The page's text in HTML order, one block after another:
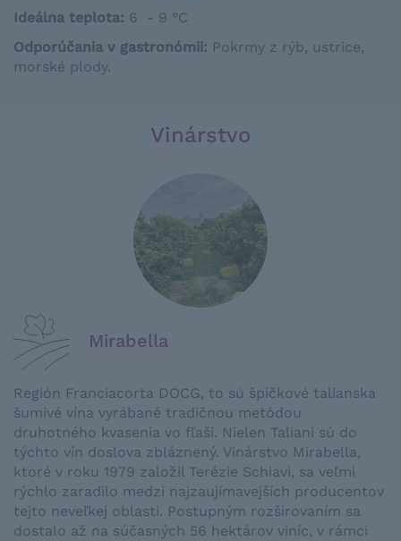
Ideálna teplota: 6 - 9 °C
Odporúčania v gastronómii: Pokrmy z rýb, ustrice,
morské plody.
Vinárstvo
Mirabella
Región Franciacorta DOCG, to sú špičkové talianska
šumivé vína vyrábané tradičnou metódou
druhotného kvasenia vo fľaši. Nielen Taliani sú do
týchto vín doslova zbláznený. Vinárstvo Mirabella,
ktoré v roku 1979 založil Terézie Schiavi, sa veľmi
rýchlo zaradilo medzi najzaujímavejších producentov
tejto neveľkej oblasti. Postupným rozširovaním sa
dostalo až na súčasných 56 hektárov viníc, v rámci